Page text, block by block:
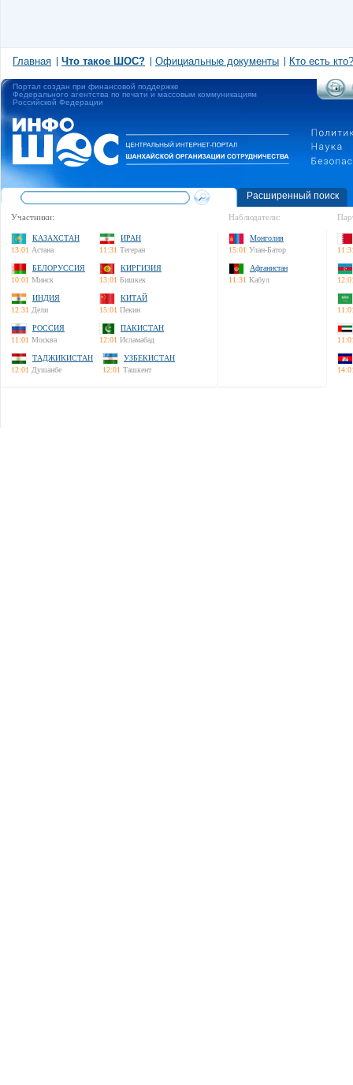
Главная Что такое ШОС? Официальные документы Кто есть кто?
Портал создан при финансовой поддержке
Федерального агентства по печати и массовым коммуникациям
Российской Федерации
Расширенный поиск
Участники:
КАЗАХСТАН
13:01 Астана
ИРАН
11:31 Тегеран
БЕЛОРУССИЯ
10:01 Минск
КИРГИЗИЯ
13:01 Бишкек
ИНДИЯ
12:31 Дели
КИТАЙ
15:01 Пекин
РОССИЯ
11:01 Москва
ПАКИСТАН
12:01 Исламабад
ТАДЖИКИСТАН
12:01 Душанбе
УЗБЕКИСТАН
12:01 Ташкент
Наблюдатели:
Монголия
15:01 Улан-Батор
Афганистан
11:31 Кабул